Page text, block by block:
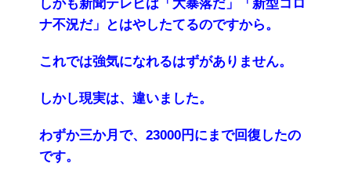
しかも新聞テレビは「大暴落だ」「新型コロ
ナ不況だ」とはやしたてるのですから。
これでは強気になれるはずがありません。
しかし現実は、違いました。
わずか三か月で、23000円にまで回復したの
です。